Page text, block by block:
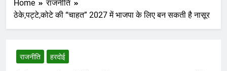
Home
राजनीति
ठेके,पट्टे,कोटे की “चाहत” 2027 में भाजपा के लिए बन सकती है नासूर
राजनीति हरदोई